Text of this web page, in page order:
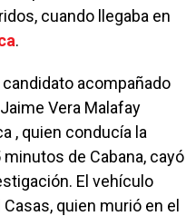
cuando llegaba en
.
acompañado
Vera Malafay
, quien conducía la
de Cabana, cayó
El vehículo
quien murió en el